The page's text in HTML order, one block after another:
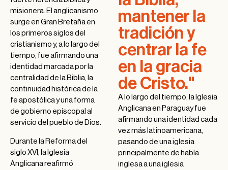
misionera. El anglicanismo
surge en Gran Bretaña en
los primeros siglos del
cristianismo y, a lo largo del
tiempo, fue afirmando una
identidad marcada por la
centralidad de la Biblia, la
continuidad histórica de la
fe apostólica y una forma
de gobierno episcopal al
servicio del pueblo de Dios.
Durante la Reforma del
siglo XVI, la Iglesia
Anglicana reafirmó
mantener la
tradición y
centrar la fe
en la gracia
de Cristo."
A lo largo del tiempo, la Iglesia
Anglicana en Paraguay fue
afirmando una identidad cada
vez más latinoamericana,
pasando de una iglesia
principalmente de habla
inglesa a una iglesia